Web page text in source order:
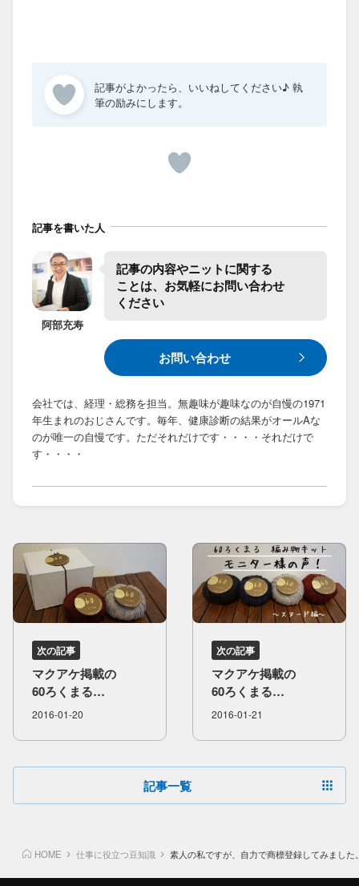
記事を書いた人
阿部充寿
記事の​内容や​ニットに​関する​
ことは、​お気軽に​お問い合わせ​
ください
お問い合わせ
会社では、経理・総務を担当。無趣味が趣味なのが自慢の1971
年生まれのおじさんです。毎年、健康診断の結果がオールAな
のが唯一の自慢です。ただそれだけです・・・・それだけで
す・・・・
次の記事
マクアケ掲載の​
60ろく​まる​
編み物キット・​
2016-01-20
次の記事
マクアケ掲載の​
60ろく​まる​
編み物キット
感想
2016-01-21
記事一覧
HOME 仕事に役立つ豆知識 素人の私ですが、自力で商標登録してみまし